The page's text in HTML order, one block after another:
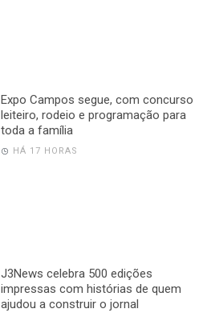
Expo Campos segue, com concurso
leiteiro, rodeio e programação para
toda a família
HÁ 17 HORAS
J3News celebra 500 edições
impressas com histórias de quem
ajudou a construir o jornal